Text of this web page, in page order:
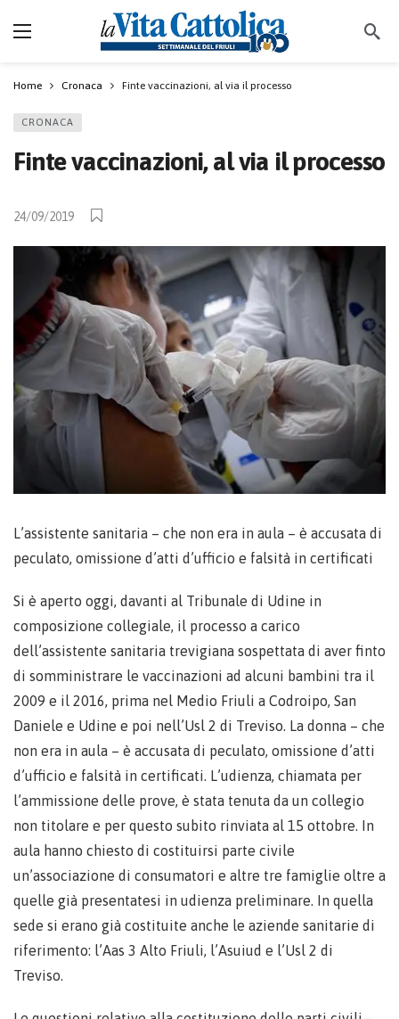
Home Cronaca Finte vaccinazioni, al via il processo
CRONACA
Finte vaccinazioni, al via il processo
24/09/2019
L’assistente sanitaria – che non era in aula – è accusata di
peculato, omissione d’atti d’ufficio e falsità in certificati
Si è aperto oggi, davanti al Tribunale di Udine in
composizione collegiale, il processo a carico
dell’assistente sanitaria trevigiana sospettata di aver finto
di somministrare le vaccinazioni ad alcuni bambini tra il
2009 e il 2016, prima nel Medio Friuli a Codroipo, San
Daniele e Udine e poi nell’Usl 2 di Treviso. La donna – che
non era in aula – è accusata di peculato, omissione d’atti
d’ufficio e falsità in certificati. L’udienza, chiamata per
l’ammissione delle prove, è stata tenuta da un collegio
non titolare e per questo subito rinviata al 15 ottobre. In
aula hanno chiesto di costituirsi parte civile
un’associazione di consumatori e altre tre famiglie oltre a
quelle già presentatesi in udienza preliminare. In quella
sede si erano già costituite anche le aziende sanitarie di
riferimento: l’Aas 3 Alto Friuli, l’Asuiud e l’Usl 2 di
Treviso.